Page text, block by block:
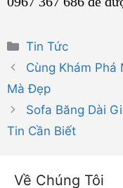
Danh
mục
Tin Tức
Cùng Khám
Mà Đẹp
Sofa Băng Dài
Tin Cần Biết
Về Chúng Tôi